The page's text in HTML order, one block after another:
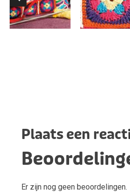
Plaats een
Er zijn nog geen beoordelingen.